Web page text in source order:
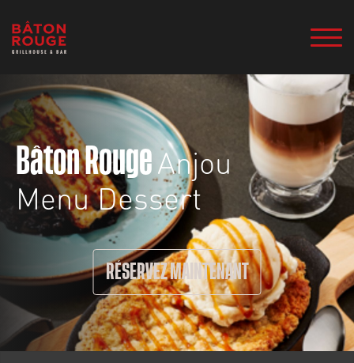
Bâton RougeAnjou
Menu Dessert
RÉSERVEZ MAINTENANT